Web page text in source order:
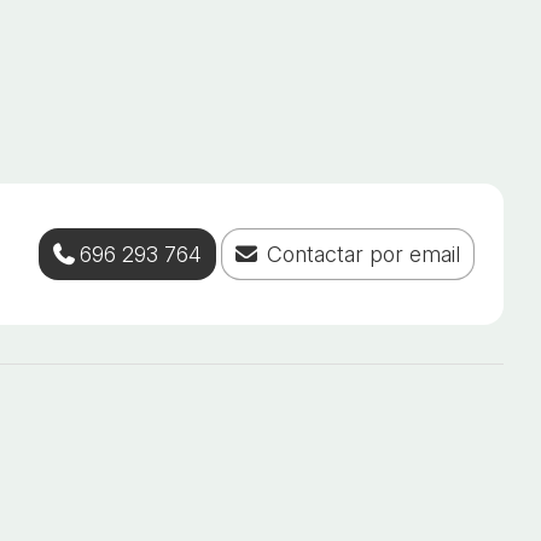
696 293 764 Contactar por email